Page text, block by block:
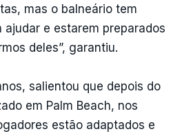
mas o balneário tem
ajudar e estarem preparados
deles”, garantiu.
salientou que depois do
em Palm Beach, nos
estão adaptados e